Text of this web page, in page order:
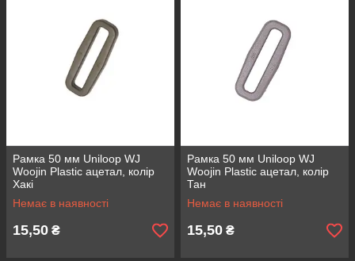
Рамка 50 мм Uniloop WJ
Woojin Plastic ацетал, колір
Хакі
Немає в наявності
15,50 ₴
Рамка 50 мм Uniloop WJ
Woojin Plastic ацетал, колір
Тан
Немає в наявності
15,50 ₴